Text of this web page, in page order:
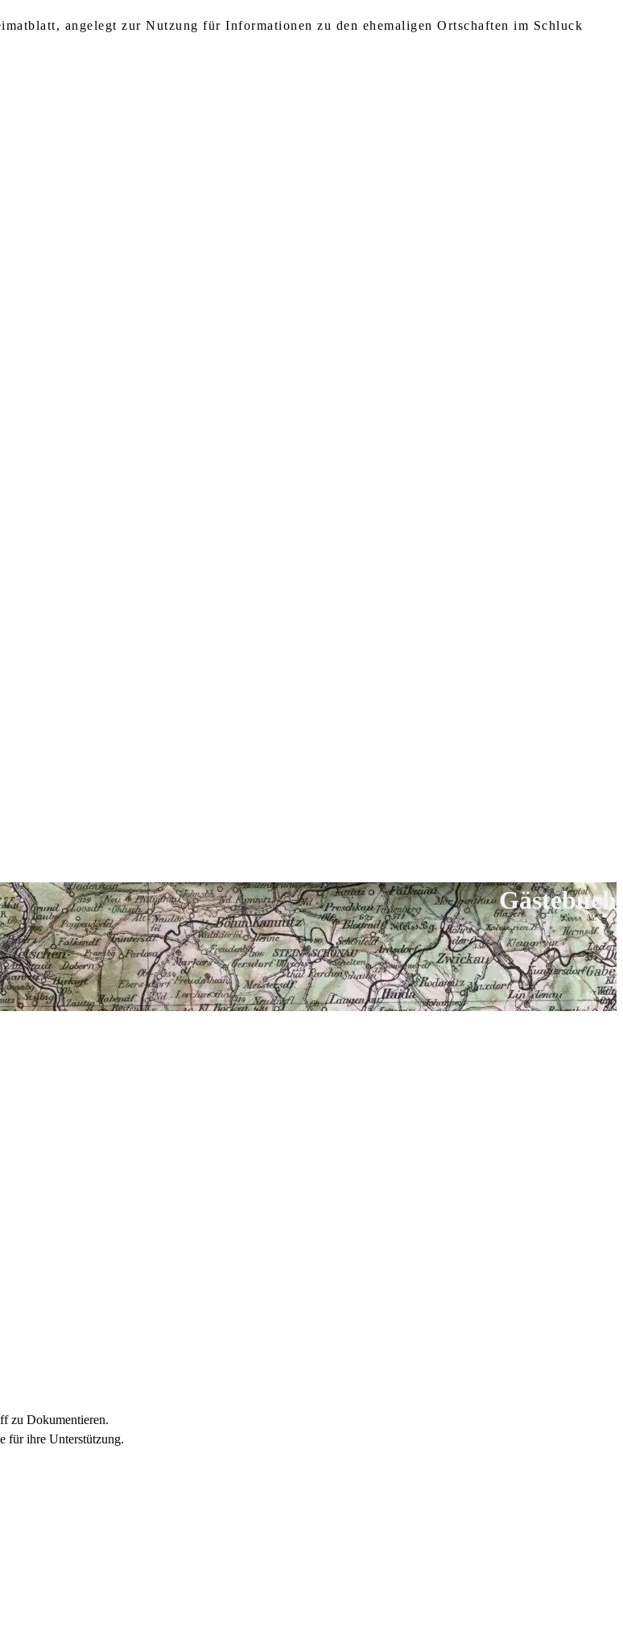
angelegt zur Nutzung für Informationen zu den ehemaligen Ortschaften im Schluck
Gästebuch
zu Dokumentieren.
für ihre Unterstützung.